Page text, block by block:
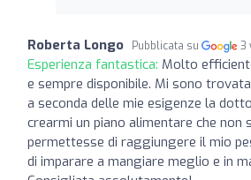
Roberta Longo Pubblicata su 3
Esperienza fantastica: Molto
e sempre disponibile. Mi sono
a seconda delle mie esigenze la
crearmi un piano alimentare che non
permettesse di raggiungere il mio
di imparare a mangiare meglio e in